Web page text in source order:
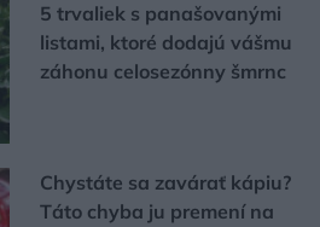
5 trvaliek s panašovanými
listami, ktoré dodajú vášmu
záhonu celosezónny šmrnc
Chystáte sa zavárať kápiu?
Táto chyba ju premení na